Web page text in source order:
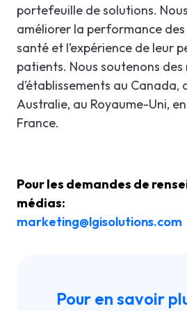
portefeuille de solutions.
améliorer la performance
santé et l’expérience de leur
patients. Nous soutenons des
d’établissements au Canada,
Australie, au Royaume-Uni,
France.
Pour les demandes de
médias:
marketing@lgisolutions.com
Pour en savoir